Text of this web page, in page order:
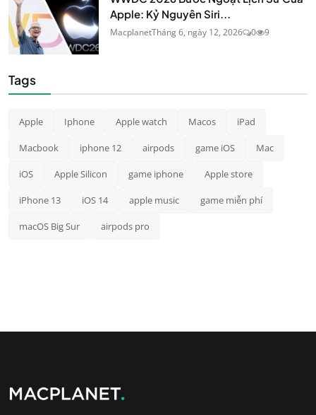
Apple: Kỷ Nguyên Siri...
MacplanetTháng 6, ngày 12, 2026 0 9
Tags
Apple Iphone Apple watch Macos iPad
Macbook iphone 12 airpods game iOS Mac
iOS Apple Silicon game iphone Apple store
iPhone 13 iOS 14 apple music game miễn phí
macOS Big Sur airpods pro